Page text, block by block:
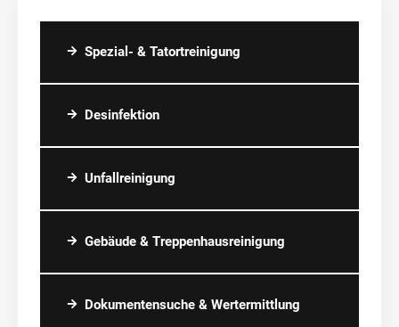
Spezial- & Tatortreinigung
Desinfektion
Unfallreinigung
Gebäude & Treppenhausreinigung
Dokumentensuche & Wertermittlung